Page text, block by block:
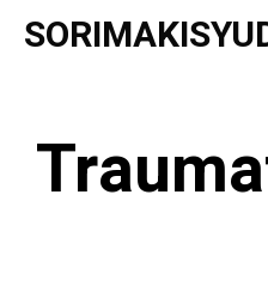
Saltar